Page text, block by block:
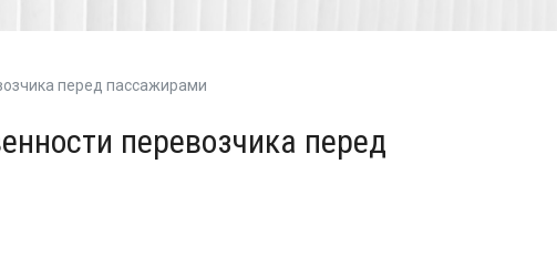
перед пассажирами
перевозчика перед